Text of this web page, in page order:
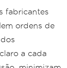
fabricantes
ordens de
a cada